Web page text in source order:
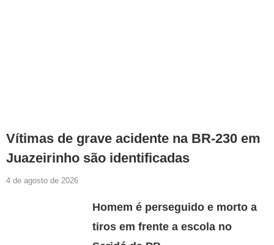
Vítimas de grave acidente na BR-230 em
Juazeirinho são identificadas
4 de agosto de 2026
Homem é perseguido e morto a
tiros em frente a escola no